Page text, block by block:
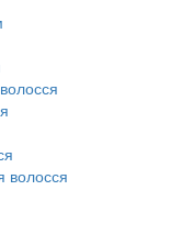
волосся